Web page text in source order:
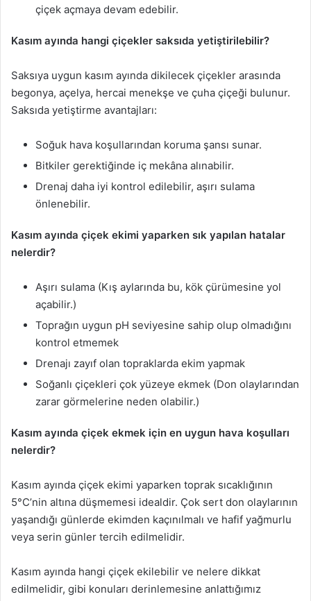
çiçek açmaya devam edebilir.
Kasım ayında hangi çiçekler saksıda yetiştirilebilir?
Saksıya uygun kasım ayında dikilecek çiçekler arasında
begonya, açelya, hercai menekşe ve çuha çiçeği bulunur.
Saksıda yetiştirme avantajları:
Soğuk hava koşullarından koruma şansı sunar.
Bitkiler gerektiğinde iç mekâna alınabilir.
Drenaj daha iyi kontrol edilebilir, aşırı sulama
önlenebilir.
Kasım ayında çiçek ekimi yaparken sık yapılan hatalar
nelerdir?
Aşırı sulama (Kış aylarında bu, kök çürümesine yol
açabilir.)
Toprağın uygun pH seviyesine sahip olup olmadığını
kontrol etmemek
Drenajı zayıf olan topraklarda ekim yapmak
Soğanlı çiçekleri çok yüzeye ekmek (Don olaylarından
zarar görmelerine neden olabilir.)
Kasım ayında çiçek ekmek için en uygun hava koşulları
nelerdir?
Kasım ayında çiçek ekimi yaparken toprak sıcaklığının
5°C’nin altına düşmemesi idealdir. Çok sert don olaylarının
yaşandığı günlerde ekimden kaçınılmalı ve hafif yağmurlu
veya serin günler tercih edilmelidir.
Kasım ayında hangi çiçek ekilebilir ve nelere dikkat
edilmelidir, gibi konuları derinlemesine anlattığımız